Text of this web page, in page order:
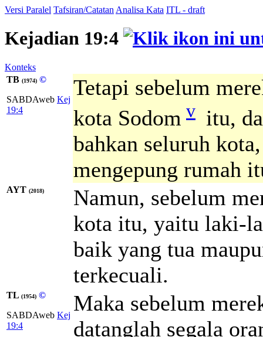
Versi Paralel Tafsiran/Catatan Analisa Kata ITL - draft
Kejadian 19:4
Konteks
TB (1974) ©
SABDAweb Kej
19:4
Tetapi sebelum
kota Sodom v itu,
bahkan seluruh
mengepung rumah
AYT (2018)
Namun, sebelum
kota itu, yaitu laki-
baik yang tua
terkecuali.
TL (1954) ©
SABDAweb Kej
19:4
Maka sebelum
datanglah segala